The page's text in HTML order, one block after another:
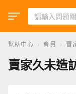
幫助中心 › 會員 › 賣
賣家久未造